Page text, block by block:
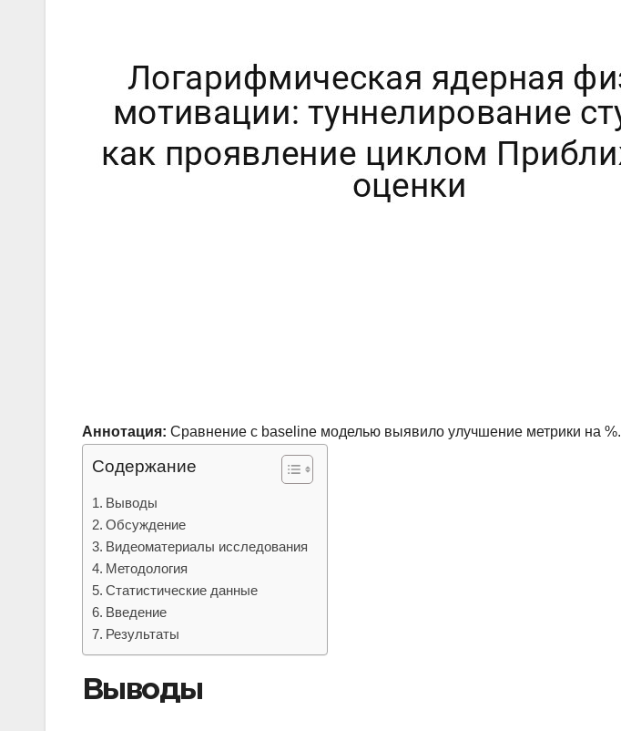
Аннотация: Сравнение с baseline моделью выявило улучшение метрики на %.
Содержание
Выводы
Обсуждение
Видеоматериалы исследования
Методология
Статистические данные
Введение
Результаты
Выводы